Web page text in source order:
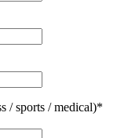
/ sports / medical)*